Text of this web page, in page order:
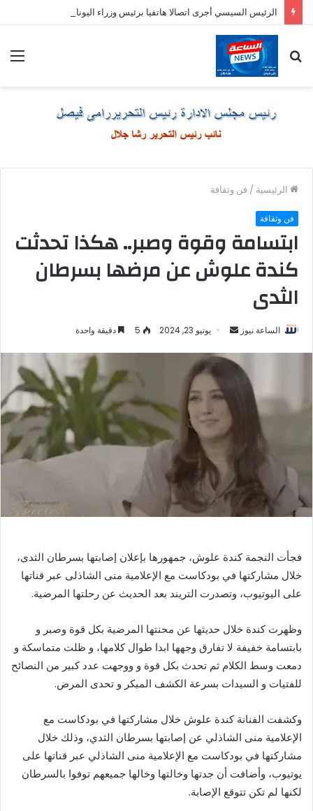
الرئيس السيسي أجرى اتصالا هاتفيا برئيس وزراء اليونان
عن
الرئيسية / فن وثقافة
فن وثقافة
ابتسامة وقوة وصبر.. هكذا تحدثت
كندة علوش عن مرضها بسرطان
الثدى
الساعة نيوز
أرسل
إلكترونيا
يونيو 23, 2024 5 دقيقة واحدة
فجأت النجمة كندة علوش، جمهورها بإعلان إصابتها بسرطان الثدى،
خلال مشاركتها في بودكاست مع الإعلامية منى الشاذلى عبر قناتها
على اليوتيوب، وتصدرت التريند بعد الحديث عن رحلتها المرضية.
وظهرت كندة خلال حديثها عن محنتها المرضية بكل قوة وصبر و
بابتسامة خفيفة لا تفارق وجهها ابدا طوال كلامها، و ظلت متماسكة و
دمعت وسط الكلام ثم تحدث بكل قوة و ووجهت عدد كبير من النصائح
للفتيات و السيدات بسرعة الكشف المبكر و تحدى المرض.
وكشفت الفنانة كندة علوش خلال مشاركتها في بودكاست مع
الإعلامية منى الشاذلي عن إصابتها بسرطان الثدي، وذلك خلال
مشاركتها في بودكاست مع الإعلامية منى الشاذلي عبر قناتها على
يوتيوب، وأضافت أن جدتها وخالتها وخالها جميعهم توفوا بالسرطان
لكنها لم تكن تتوقع الإصابة.